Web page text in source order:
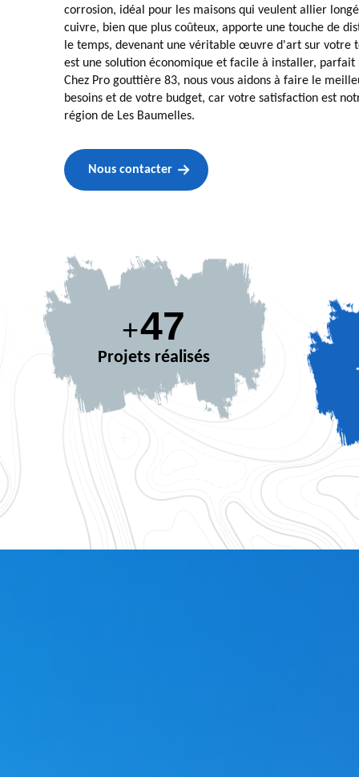
corrosion, idéal pour les maisons qui veulent allier
cuivre, bien que plus coûteux, apporte une touche de
le temps, devenant une véritable œuvre d'art sur votre
est une solution économique et facile à installer, parfait
Chez Pro gouttière 83, nous vous aidons à faire le
besoins et de votre budget, car votre satisfaction est
région de Les Baumelles.
Nous contacter
+67
Projets réalisés
Accessoires gouttiere